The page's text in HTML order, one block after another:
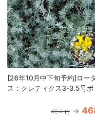
[26年10月中下旬予約]ロー
ス：クレティクス3-3.5号ポ
484 円